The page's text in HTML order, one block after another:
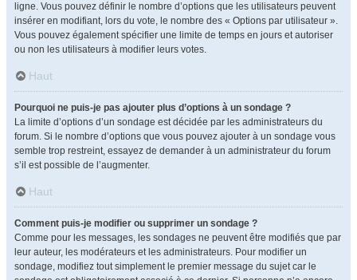
ligne. Vous pouvez définir le nombre d’options que les utilisateurs peuvent
insérer en modifiant, lors du vote, le nombre des « Options par utilisateur ».
Vous pouvez également spécifier une limite de temps en jours et autoriser
ou non les utilisateurs à modifier leurs votes.
Haut
Pourquoi ne puis-je pas ajouter plus d’options à un sondage ?
La limite d’options d’un sondage est décidée par les administrateurs du
forum. Si le nombre d’options que vous pouvez ajouter à un sondage vous
semble trop restreint, essayez de demander à un administrateur du forum
s’il est possible de l’augmenter.
Haut
Comment puis-je modifier ou supprimer un sondage ?
Comme pour les messages, les sondages ne peuvent être modifiés que par
leur auteur, les modérateurs et les administrateurs. Pour modifier un
sondage, modifiez tout simplement le premier message du sujet car le